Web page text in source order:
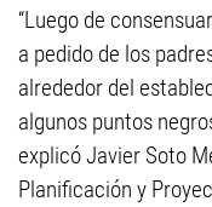
“Luego de
a pedido de los
alrededor del
algunos puntos
explicó Javier Soto
Planificación y